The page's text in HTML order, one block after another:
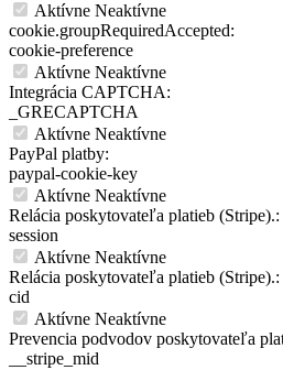
Aktívne Neaktívne
cookie.groupRequiredAccepted:
cookie-preference
Aktívne Neaktívne
Integrácia CAPTCHA:
_GRECAPTCHA
Aktívne Neaktívne
PayPal platby:
paypal-cookie-key
Aktívne Neaktívne
Relácia poskytovateľa platieb (Stripe).:
session
Aktívne Neaktívne
Relácia poskytovateľa platieb (Stripe).:
cid
Aktívne Neaktívne
Prevencia podvodov poskytovateľa
__stripe_mid